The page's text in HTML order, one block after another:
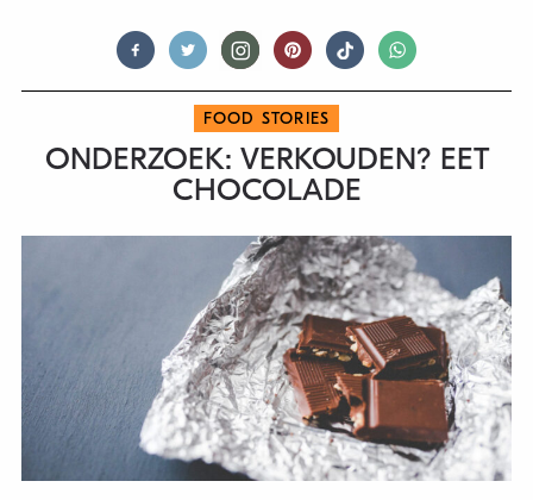
FOOD STORIES
ONDERZOEK: VERKOUDEN? EET
CHOCOLADE